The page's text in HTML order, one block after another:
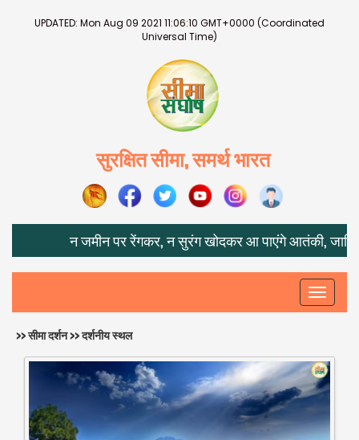
UPDATED: Mon Aug 09 2021 11:06:10 GMT+0000 (Coordinated
Universal Time)
सुरक्षित सीमा, समर्थ भारत
न जमीन पर रेंगकर, न सुरंग खोदकर आ पाएंगे आतंकी, जानिए
Toggle
>> सीमा दर्शन >> दर्शनीय स्थल